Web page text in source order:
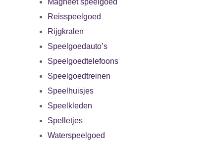
Reisspeelgoed
Rijgkralen
Speelgoedauto’s
Speelgoedtelefoons
Speelgoedtreinen
Speelhuisjes
Speelkleden
Spelletjes
Waterspeelgoed